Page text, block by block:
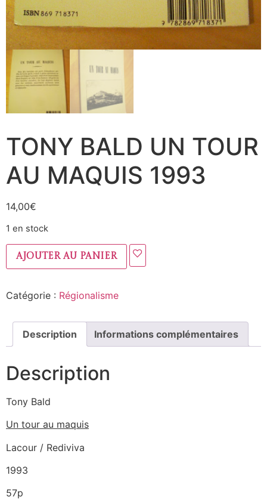
TONY BALD UN TOUR
AU MAQUIS 1993
14,00€
1 en stock
Ajouter au panier
Catégorie : Régionalisme
Description Informations complémentaires
Description
Tony Bald
Un tour au maquis
Lacour / Rediviva
1993
57p